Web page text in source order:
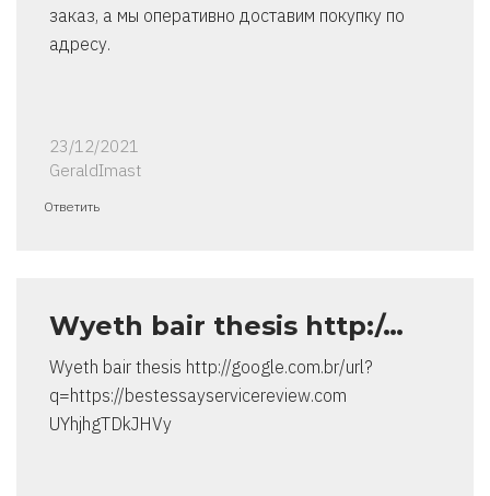
заказ, а мы оперативно доставим покупку по
адресу.
23/12/2021
GeraldImast
Ответить
Wyeth bair thesis http:/…
Wyeth bair thesis http://google.com.br/url?
q=https://bestessayservicereview.com
UYhjhgTDkJHVy